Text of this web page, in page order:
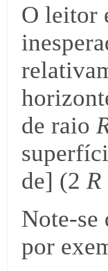
O leitor
de raio
de] (2 R
Note-se
por